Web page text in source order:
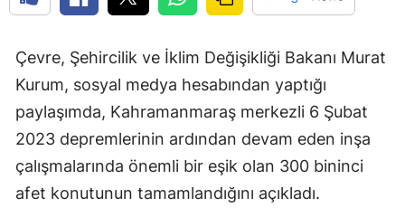
Çevre, Şehircilik ve İklim Değişikliği Bakanı Murat
Kurum, sosyal medya hesabından yaptığı
paylaşımda, Kahramanmaraş merkezli 6 Şubat
2023 depremlerinin ardından devam eden inşa
çalışmalarında önemli bir eşik olan 300 bininci
afet konutunun tamamlandığını açıkladı.